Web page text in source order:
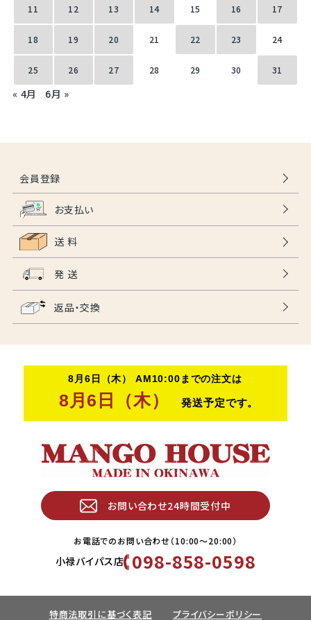
11 12 13 14 15 16 17
18 19 20 21 22 23 24
25 26 27 28 29 30 31
« 4月 6月 »
会員登録
お支払い
送 料
発 送
返品・交換
お問い合わせ24時間受付中
お電話でのお問い合わせ（10:00〜20:00）
小禄バイパス店 098-858-0598
特商法取引に基づく表記 プライバシーポリシー